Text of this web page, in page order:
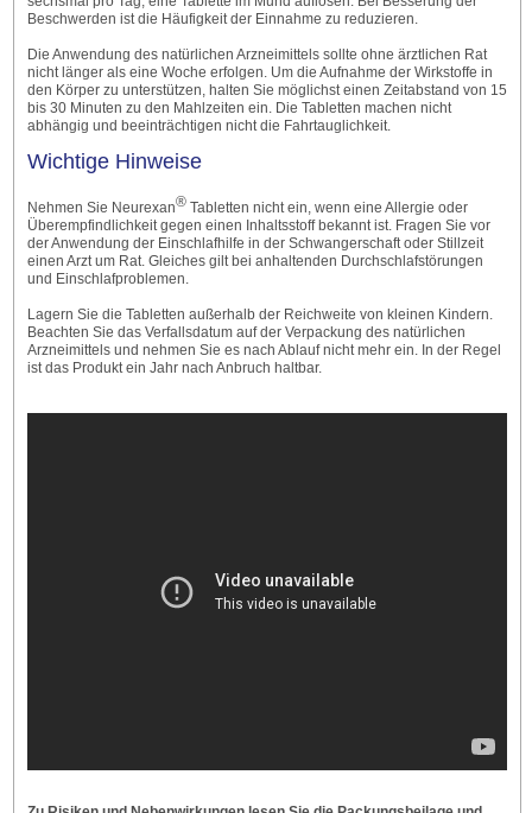
Beschwerden ist die Häufigkeit der Einnahme zu reduzieren.
Die Anwendung des natürlichen Arzneimittels sollte ohne ärztlichen Rat
nicht länger als eine Woche erfolgen. Um die Aufnahme der Wirkstoffe in
den Körper zu unterstützen, halten Sie möglichst einen Zeitabstand von 15
bis 30 Minuten zu den Mahlzeiten ein. Die Tabletten machen nicht
abhängig und beeinträchtigen nicht die Fahrtauglichkeit.
Wichtige Hinweise
Nehmen Sie Neurexan®Tabletten nicht ein, wenn eine Allergie oder
Überempfindlichkeit gegen einen Inhaltsstoff bekannt ist. Fragen Sie vor
der Anwendung der Einschlafhilfe in der Schwangerschaft oder Stillzeit
einen Arzt um Rat. Gleiches gilt bei anhaltenden Durchschlafstörungen
und Einschlafproblemen.
Lagern Sie die Tabletten außerhalb der Reichweite von kleinen Kindern.
Beachten Sie das Verfallsdatum auf der Verpackung des natürlichen
Arzneimittels und nehmen Sie es nach Ablauf nicht mehr ein. In der Regel
ist das Produkt ein Jahr nach Anbruch haltbar.